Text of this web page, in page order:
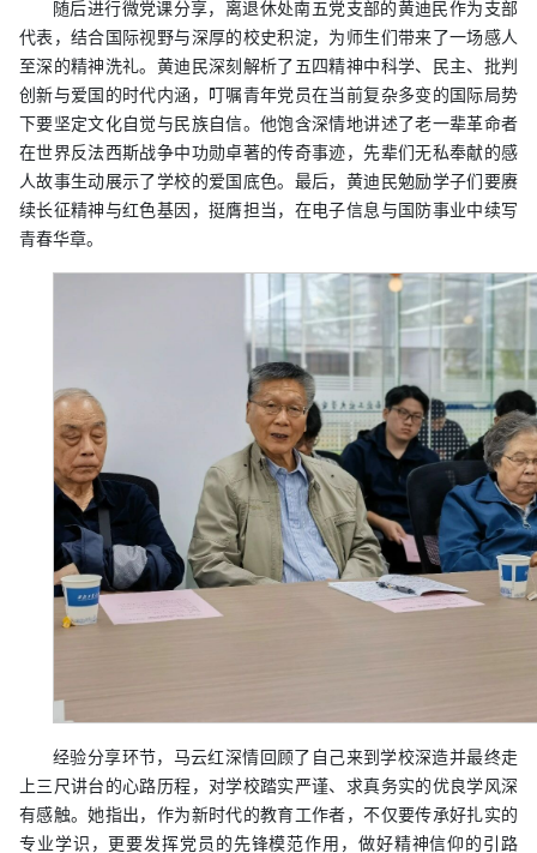
随后进行微党课分享，离退休处南五党支部的黄迪民作为支部
代表，结合国际视野与深厚的校史积淀，为师生们带来了一场感人
至深的精神洗礼。黄迪民深刻解析了五四精神中科学、民主、批判
创新与爱国的时代内涵，叮嘱青年党员在当前复杂多变的国际局势
下要坚定文化自觉与民族自信。他饱含深情地讲述了老一辈革命者
在世界反法西斯战争中功勋卓著的传奇事迹，先辈们无私奉献的感
人故事生动展示了学校的爱国底色。最后，黄迪民勉励学子们要赓
续长征精神与红色基因，挺膺担当，在电子信息与国防事业中续写
青春华章。
经验分享环节，马云红深情回顾了自己来到学校深造并最终走
上三尺讲台的心路历程，对学校踏实严谨、求真务实的优良学风深
有感触。她指出，作为新时代的教育工作者，不仅要传承好扎实的
专业学识，更要发挥党员的先锋模范作用，做好精神信仰的引路